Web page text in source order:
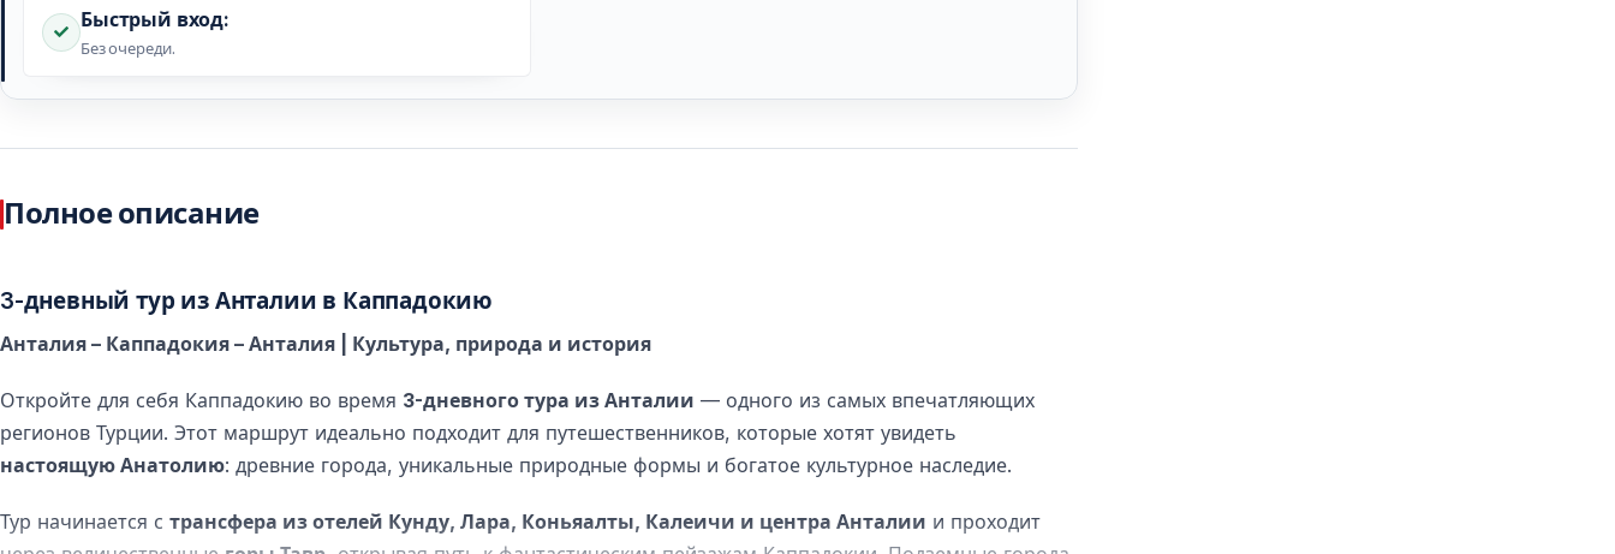
Быстрый вход:
Без очереди.
Полное описание
3-дневный тур из Анталии в Каппадокию
Анталия – Каппадокия – Анталия | Культура, природа и история
Откройте для себя Каппадокию во время 3-дневного тура из Анталии — одного из самых впечатляющих
регионов Турции. Этот маршрут идеально подходит для путешественников, которые хотят увидеть
настоящую Анатолию: древние города, уникальные природные формы и богатое культурное наследие.
Тур начинается с трансфера из отелей Кунду, Лара, Коньяалты, Калеичи и центра Анталии и проходит